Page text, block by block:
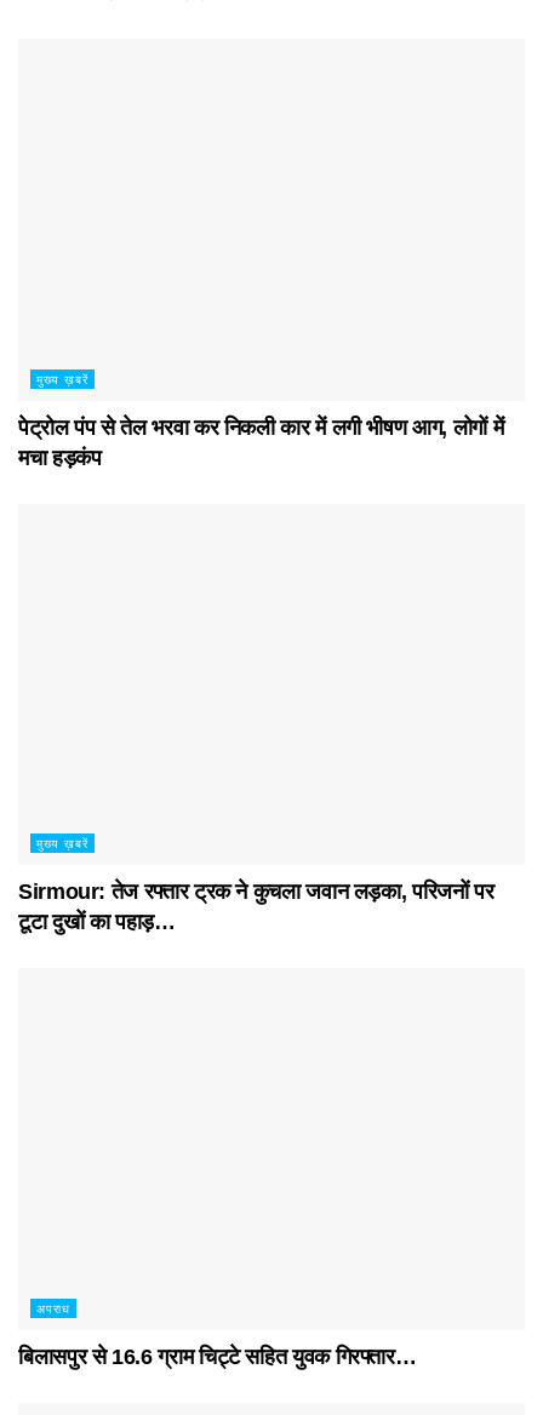
मुख्य ख़बरें
पेट्रोल पंप से तेल भरवा कर निकली कार में लगी भीषण आग, लोगों में
मचा हड़कंप
मुख्य ख़बरें
Sirmour: तेज रफ्तार ट्रक ने कुचला जवान लड़का, परिजनों पर
टूटा दुखों का पहाड़…
अपराध
बिलासपुर से 16.6 ग्राम चिट्टे सहित युवक गिरफ्तार…